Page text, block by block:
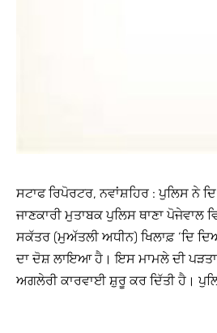
ਸਟਾਫ ਰਿਪੋਰਟਰ, ਨਵਾਂਸ਼ਹਿਰ : ਪੁਲਿਸ ਨੇ
ਜਾਣਕਾਰੀ ਮੁਤਾਬਕ ਪੁਲਿਸ ਥਾਣਾ
ਸਕੱਤਰ (ਮੁਅੱਤਲੀ ਅਧੀਨ) ਖਿਲਾਫ਼ ‘ਦਿ
ਦਾ ਦੋਸ਼ ਲਾਇਆ ਹੈ। ਇਸ ਮਾਮਲੇ ਦੀ
ਅਗਲੇਰੀ ਕਾਰਵਾਈ ਸ਼ੁਰੂ ਕਰ ਦਿੱਤੀ ਹੈ।